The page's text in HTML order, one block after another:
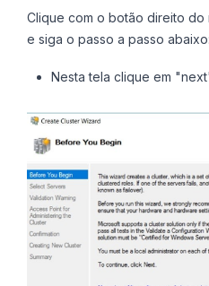
Clique com o botão direito do
e siga o passo a passo abaixo:
Nesta tela clique em